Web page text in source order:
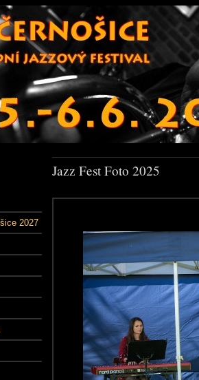
2027
Jazz Fest Foto 2025